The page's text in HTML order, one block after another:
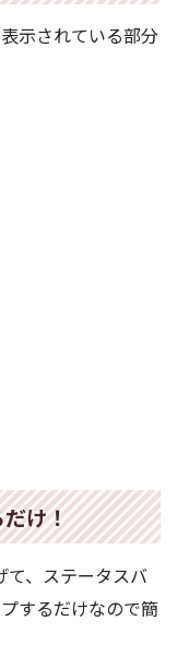
示されている部分
け！
、ステータスバ
するだけなので簡